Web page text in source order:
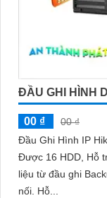
ĐẦU GHI HÌNH
00 ₫
00 ₫
Đầu Ghi Hình IP
Được 16 HDD, Hỗ
liệu từ đầu ghi
nối. Hỗ...